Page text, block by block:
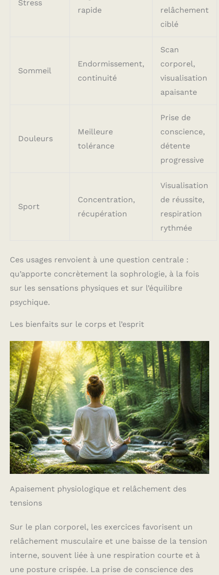
Stress
rapide
relâchement
ciblé
Sommeil
Endormissement,
continuité
Scan
corporel,
visualisation
apaisante
Douleurs
Meilleure
tolérance
Prise de
conscience,
détente
progressive
Sport
Concentration,
récupération
Visualisation
de réussite,
respiration
rythmée
Ces usages renvoient à une question centrale :
qu’apporte concrètement la sophrologie, à la fois
sur les sensations physiques et sur l’équilibre
psychique.
Les bienfaits sur le corps et l’esprit
Apaisement physiologique et relâchement des
tensions
Sur le plan corporel, les exercices favorisent un
relâchement musculaire et une baisse de la tension
interne, souvent liée à une respiration courte et à
une posture crispée. La prise de conscience des